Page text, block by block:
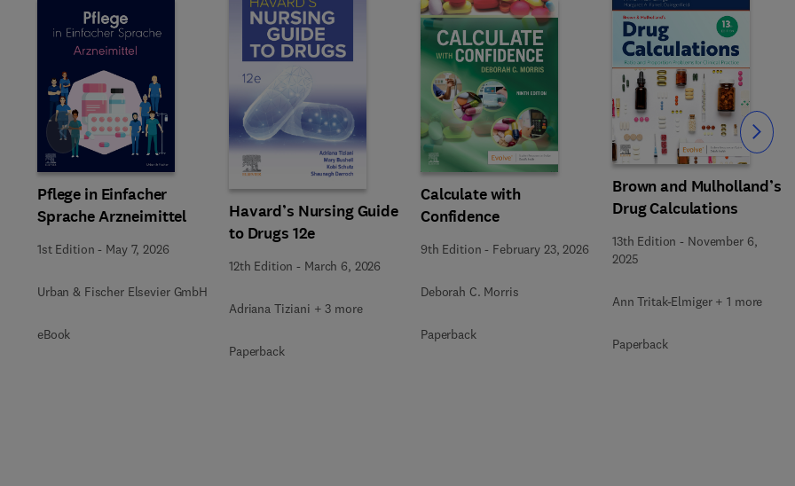
Pflege in Einfacher
Sprache Arzneimittel
1st Edition - May 7, 2026
Urban & Fischer Elsevier GmbH
eBook
Havard’s Nursing Guide
to Drugs 12e
12th Edition - March 6, 2026
Adriana Tiziani + 3 more
Paperback
Calculate with
Confidence
9th Edition - February 23, 2026
Deborah C. Morris
Paperback
Brown and Mulholland’s
Drug Calculations
13th Edition - November 6,
2025
Ann Tritak-Elmiger + 1 more
Paperback
Slide Slide